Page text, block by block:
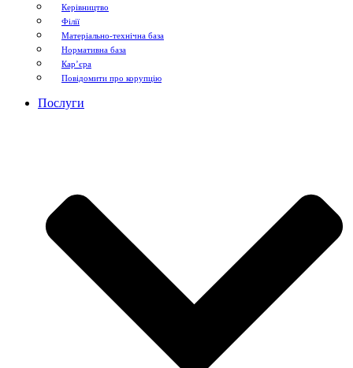
Керівництво
Філії
Матеріально-технічна база
Нормативна база
Кар’єра
Повідомити про корупцію
Послуги